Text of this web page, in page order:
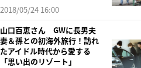
2018/05/24 16:00
山口百恵さん GWに長男夫
妻＆孫との初海外旅行！訪れ
たアイドル時代から愛する
「思い出のリゾート」